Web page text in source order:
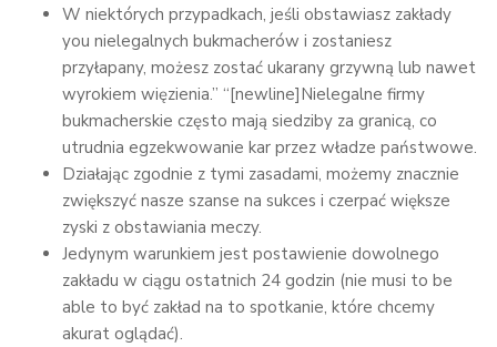
W niektórych przypadkach, jeśli obstawiasz zakłady
you nielegalnych bukmacherów i zostaniesz
przyłapany, możesz zostać ukarany grzywną lub nawet
wyrokiem więzienia.” “[newline]Nielegalne firmy
bukmacherskie często mają siedziby za granicą, co
utrudnia egzekwowanie kar przez władze państwowe.
Działając zgodnie z tymi zasadami, możemy znacznie
zwiększyć nasze szanse na sukces i czerpać większe
zyski z obstawiania meczy.
Jedynym warunkiem jest postawienie dowolnego
zakładu w ciągu ostatnich 24 godzin (nie musi to be
able to być zakład na to spotkanie, które chcemy
akurat oglądać).